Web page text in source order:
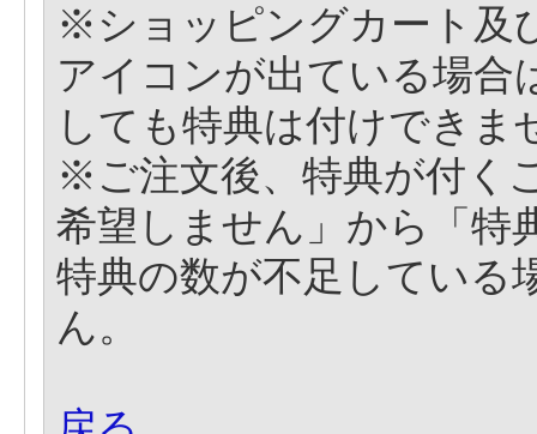
※ショッピングカート及
アイコンが出ている場合
しても特典は付けできま
※ご注文後、特典が付く
希望しません」から「特
特典の数が不足している
ん。